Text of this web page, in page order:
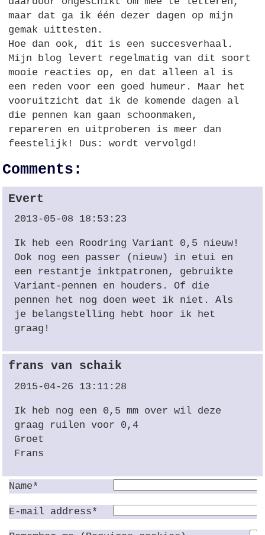
maar dat ga ik één dezer dagen op mijn
gemak uittesten.
Hoe dan ook, dit is een succesverhaal.
Mijn blog levert regelmatig van dit soort
mooie reacties op, en dat alleen al is
een reden voor een goed humeur. Maar het
vooruitzicht dat ik de komende dagen al
die pennen kan gaan schoonmaken,
repareren en uitproberen is meer dan
feestelijk! Dus: wordt vervolgd!
Comments:
Evert
2013-05-08 18:53:23
Ik heb een Roodring Variant 0,5 nieuw!
Ook nog een passer (nieuw) in etui en
een restantje inktpatronen, gebruikte
Variant-pennen en houders. Of die
pennen het nog doen weet ik niet. Als
je belangstelling hebt hoor ik het
graag!
frans van schaik
2015-04-26 13:11:28
Ik heb nog een 0,5 mm over wil deze
graag ruilen voor 0,4
Groet
Frans
Name*
E-mail address*